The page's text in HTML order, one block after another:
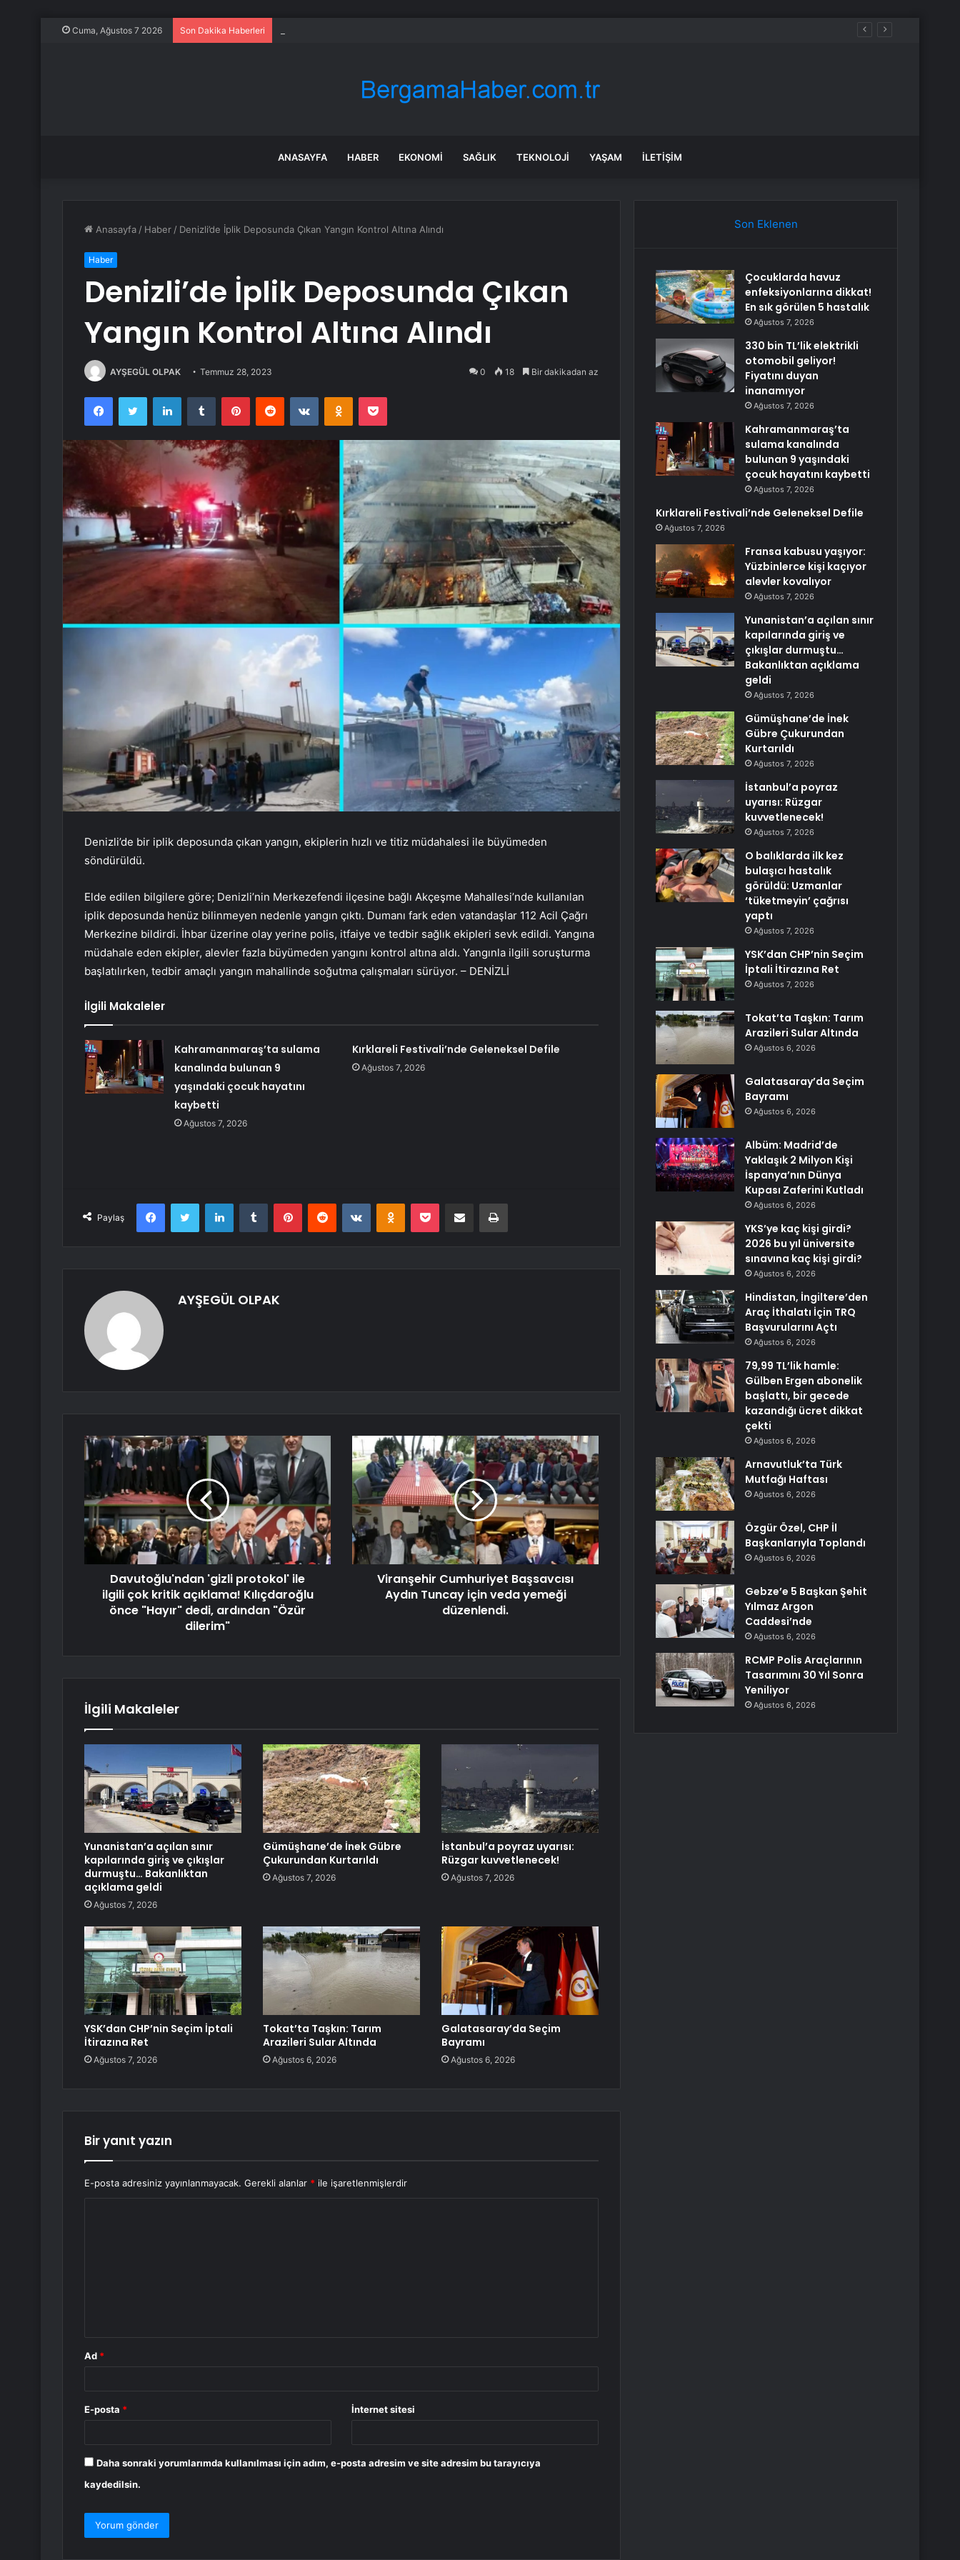
Cuma, Ağustos 7 2026 Son Dakika Haberleri
ANASAYFA HABER EKONOMI SAĞLIK TEKNOLOJI YAŞAM İLETIŞIM
Anasayfa / Haber / Denizli’de İplik Deposunda Çıkan Yangın Kontrol Altına Alındı
Haber
Denizli’de İplik Deposunda Çıkan
Yangın Kontrol Altına Alındı
AYŞEGÜL OLPAK Temmuz 28, 2023 0 18 Bir dakikadan az
FacebookTwitter LinkedInTumblr PinterestReddit VKontakteOdnoklassniki
Pocket
Denizli’de bir iplik deposunda çıkan yangın, ekiplerin hızlı ve titiz müdahalesi ile büyümeden
söndürüldü.
Elde edilen bilgilere göre; Denizli’nin Merkezefendi ilçesine bağlı Akçeşme Mahallesi’nde kullanılan
iplik deposunda henüz bilinmeyen nedenle yangın çıktı. Dumanı fark eden vatandaşlar 112 Acil Çağrı
Merkezine bildirdi. İhbar üzerine olay yerine polis, itfaiye ve tedbir sağlık ekipleri sevk edildi. Yangına
müdahale eden ekipler, alevler fazla büyümeden yangını kontrol altına aldı. Yangınla ilgili soruşturma
başlatılırken, tedbir amaçlı yangın mahallinde soğutma çalışmaları sürüyor. – DENİZLİ
İlgili Makaleler
Kahramanmaraş’ta sulama
kanalında bulunan 9
yaşındaki çocuk hayatını
kaybetti
Ağustos 7, 2026
Kırklareli Festivali’nde Geleneksel Defile
Ağustos 7, 2026
Paylaş
FacebookTwitter LinkedInTumblr PinterestReddit VKontakteOdnoklassniki
Pocket E-Posta ile paylaş Yazdır
AYŞEGÜL OLPAK
Davutoğlu'ndan 'gizli protokol' ile
ilgili çok kritik açıklama! Kılıçdaroğlu
önce "Hayır" dedi, ardından "Özür
dilerim"
Viranşehir Cumhuriyet Başsavcısı
Aydın Tuncay için veda yemeği
düzenlendi.
İlgili Makaleler
Yunanistan’a açılan sınır
kapılarında giriş ve çıkışlar
durmuştu… Bakanlıktan
açıklama geldi
Ağustos 7, 2026
Gümüşhane’de İnek Gübre
Çukurundan Kurtarıldı
Ağustos 7, 2026
İstanbul’a poyraz uyarısı:
Rüzgar kuvvetlenecek!
Ağustos 7, 2026
YSK’dan CHP’nin Seçim İptali
İtirazına Ret
Ağustos 7, 2026
Tokat’ta Taşkın: Tarım
Arazileri Sular Altında
Ağustos 6, 2026
Galatasaray’da Seçim
Bayramı
Ağustos 6, 2026
Bir yanıt yazın
E-posta adresiniz yayınlanmayacak. Gerekli alanlar * ile işaretlenmişlerdir
Ad *
E-posta * İnternet sitesi
Daha sonraki yorumlarımda kullanılması için adım, e-posta adresim ve site adresim bu tarayıcıya
kaydedilsin.
Son Eklenen
Çocuklarda havuz
enfeksiyonlarına dikkat!
En sık görülen 5 hastalık
Ağustos 7, 2026
330 bin TL’lik elektrikli
otomobil geliyor!
Fiyatını duyan
inanamıyor
Ağustos 7, 2026
Kahramanmaraş’ta
sulama kanalında
bulunan 9 yaşındaki
çocuk hayatını kaybetti
Ağustos 7, 2026
Kırklareli Festivali’nde Geleneksel Defile
Ağustos 7, 2026
Fransa kabusu yaşıyor:
Yüzbinlerce kişi kaçıyor
alevler kovalıyor
Ağustos 7, 2026
Yunanistan’a açılan sınır
kapılarında giriş ve
çıkışlar durmuştu…
Bakanlıktan açıklama
geldi
Ağustos 7, 2026
Gümüşhane’de İnek
Gübre Çukurundan
Kurtarıldı
Ağustos 7, 2026
İstanbul’a poyraz
uyarısı: Rüzgar
kuvvetlenecek!
Ağustos 7, 2026
O balıklarda ilk kez
bulaşıcı hastalık
görüldü: Uzmanlar
‘tüketmeyin’ çağrısı
yaptı
Ağustos 7, 2026
YSK’dan CHP’nin Seçim
İptali İtirazına Ret
Ağustos 7, 2026
Tokat’ta Taşkın: Tarım
Arazileri Sular Altında
Ağustos 6, 2026
Galatasaray’da Seçim
Bayramı
Ağustos 6, 2026
Albüm: Madrid’de
Yaklaşık 2 Milyon Kişi
İspanya’nın Dünya
Kupası Zaferini Kutladı
Ağustos 6, 2026
YKS’ye kaç kişi girdi?
2026 bu yıl üniversite
sınavına kaç kişi girdi?
Ağustos 6, 2026
Hindistan, İngiltere’den
Araç İthalatı İçin TRQ
Başvurularını Açtı
Ağustos 6, 2026
79,99 TL’lik hamle:
Gülben Ergen abonelik
başlattı, bir gecede
kazandığı ücret dikkat
çekti
Ağustos 6, 2026
Arnavutluk’ta Türk
Mutfağı Haftası
Ağustos 6, 2026
Özgür Özel, CHP İl
Başkanlarıyla Toplandı
Ağustos 6, 2026
Gebze’e 5 Başkan Şehit
Yılmaz Argon
Caddesi’nde
Ağustos 6, 2026
RCMP Polis Araçlarının
Tasarımını 30 Yıl Sonra
Yeniliyor
Ağustos 6, 2026